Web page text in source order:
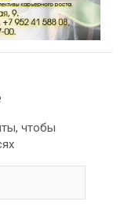
чтобы